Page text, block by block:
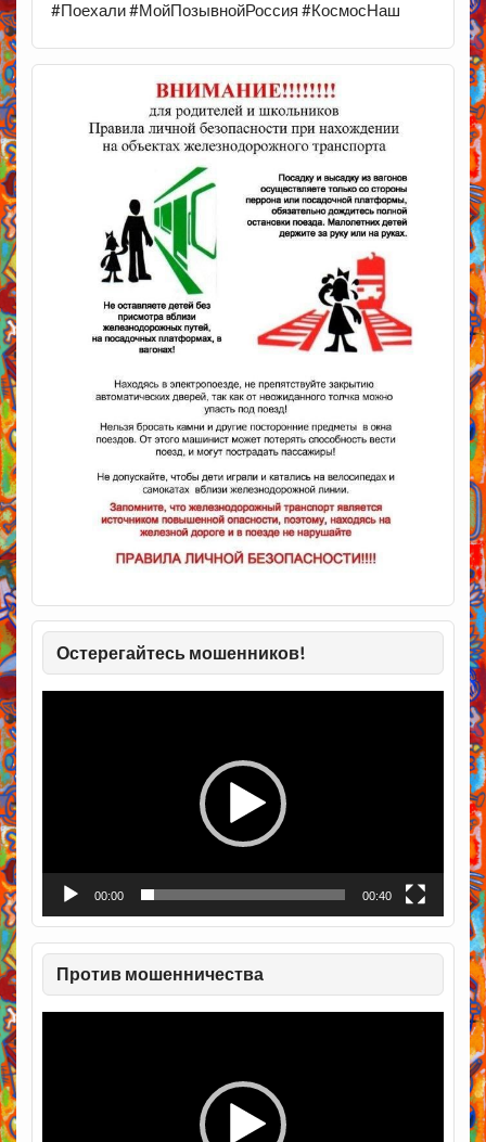
#Поехали #МойПозывнойРоссия #КосмосНаш
Остерегайтесь мошенников!
Видеоплеер
00:00 00:40
Против мошенничества
Видеоплеер